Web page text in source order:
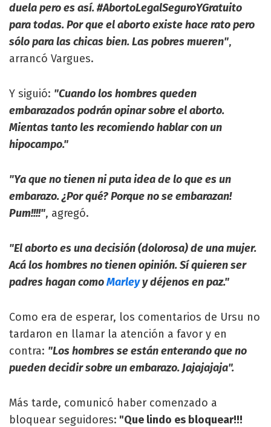
duela pero es así. #AbortoLegalSeguroYGratuito
para todas. Por que el aborto existe hace rato pero
sólo para las chicas bien. Las pobres mueren",
arrancó Vargues.
Y siguió: "Cuando los hombres queden
embarazados podrán opinar sobre el aborto.
Mientas tanto les recomiendo hablar con un
hipocampo."
"Ya que no tienen ni puta idea de lo que es un
embarazo. ¿Por qué? Porque no se embarazan!
Pum!!!!", agregó.
"El aborto es una decisión (dolorosa) de una mujer.
Acá los hombres no tienen opinión. Sí quieren ser
padres hagan comoMarleyy déjenos en paz."
Como era de esperar, los comentarios de Ursu no
tardaron en llamar la atención a favor y en
contra: "Los hombres se están enterando que no
pueden decidir sobre un embarazo. Jajajajaja".
Más tarde, comunicó haber comenzado a
bloquear seguidores: "Que lindo es bloquear!!!